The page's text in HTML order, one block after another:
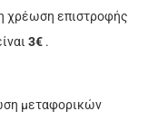
χρέωση επιστροφής
3€ .
μεταφορικών